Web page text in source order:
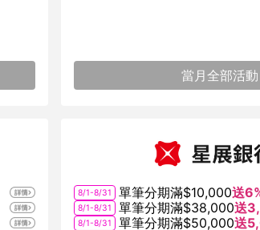
當月全部活動
8/1-8/31 單筆分期滿$10,000送
8/1-8/31 單筆分期滿$38,000送
8/1-8/31 單筆分期滿$50,000送